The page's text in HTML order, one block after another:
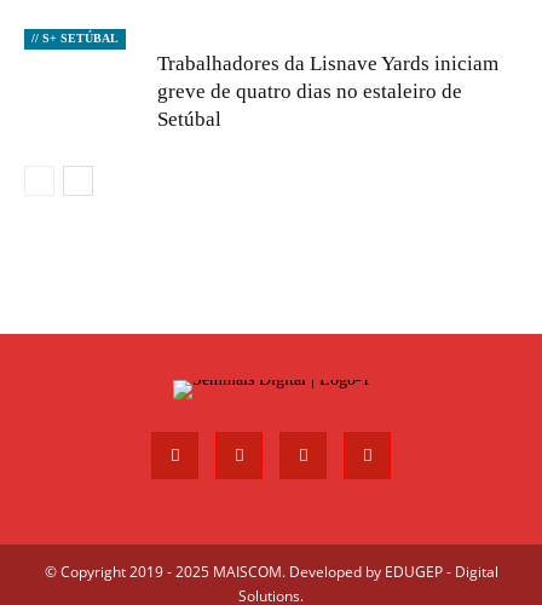
// S+ SETÚBAL
Trabalhadores da Lisnave Yards iniciam
greve de quatro dias no estaleiro de
Setúbal
© Copyright 2019 - 2025 MAISCOM. Developed by EDUGEP - Digital
Solutions.